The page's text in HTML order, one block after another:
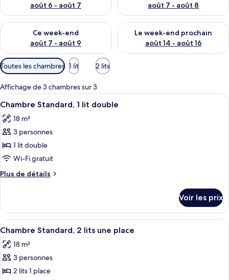
août 6 - août 7
août 7 - août 8
Ce week-end
août 7 - août 9
Vérifier la disponibilité pour ce week-end août 7 - août 9
Le week-end prochain
août 14 - août 16
Vérifier la disponibilité pour
Filtres
disponibles
pour
les
chambres
Toutes les chambres 1 lit 2 lits
Affichage de 3 chambres sur 3
Afficher
toutes
les
photos
pour
ce
type
de
Chambre
Standard,
1
lit
double
Une chambre d’hôtel comprenant
12
Chambre Standard, 1 lit double
18 m²
3 personnes
1 lit double
Wi-Fi gratuit
Plus de détails
Plus
le
type
de
Chambre
Standard,
lit
Voir les prix
Afficher
toutes
les
photos
pour
Une chambre d’hôtel avec deux lits
13
Chambre Standard, 2 lits une place
18 m²
3 personnes
2 lits 1 place